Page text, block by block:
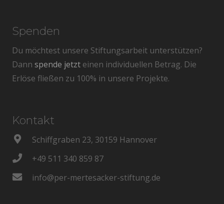
Spenden
Du möchtest unsere Stiftungsarbeit unterstützen?
Dann spende jetzt einen individuellen Betrag. Die
Erlöse fließen zu 100% in unsere Projekte.
Kontakt
Schiffgraben 23, 30159 Hannover
+49 511 340 859 87
info@per-mertesacker-stiftung.de